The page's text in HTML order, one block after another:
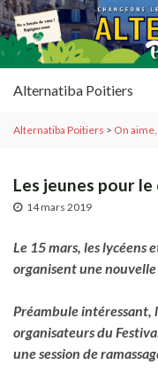
Alternatiba Poitiers
Alternatiba Poitiers > On
Les jeunes pour
14 mars 2019
Le 15 mars, les lycéens
organisent une
Préambule intéressant,
organisateurs du
une session de